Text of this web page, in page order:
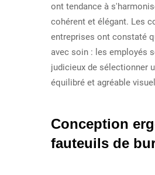
ont tendance à
cohérent et élégant. Les
entreprises ont constaté
avec soin : les employés
judicieux de sélectionner
équilibré et agréable
Conception
fauteuils de